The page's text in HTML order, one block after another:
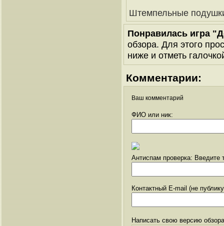
Штемпельные
Понравилась игра
обзора. Для этого
ниже и отметь
Комментарии:
Ваш комментарий
ФИО или ник:
Антиспам проверка: Введите
Контактный E-mail (не
Написать свою версию